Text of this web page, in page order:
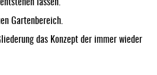
lassen.
Gartenbereich.
das Konzept der immer wieder